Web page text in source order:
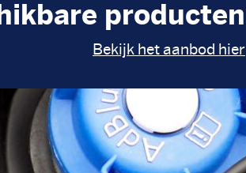
producten
Bekijk het aanbod hier